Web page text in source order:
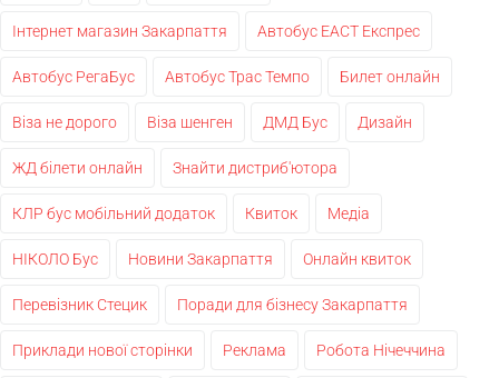
Інтернет магазин Закарпаття Автобус ЕАСТ Експрес
Автобус РегаБус Автобус Трас Темпо Билет онлайн
Віза не дорого Віза шенген ДМД Бус Дизайн
ЖД білети онлайн Знайти дистриб'ютора
КЛР бус мобільний додаток Квиток Медіа
НІКОЛО Бус Новини Закарпаття Онлайн квиток
Перевізник Стецик Поради для бізнесу Закарпаття
Приклади нової сторінки Реклама Робота Нічеччина